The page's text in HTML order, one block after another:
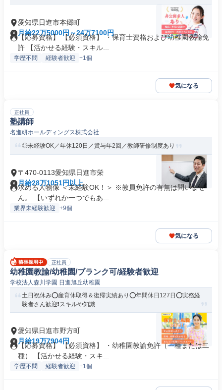
愛知県日進市本郷町
月給22万5000円～24万7100円
【応募資格】 【必須資格】 ・保育士資格および幼稚園教諭免
許 【活かせる経験・スキル...
学歴不問 経験者歓迎 +1個
気になる
正社員
塾講師
名進研ホールディングス株式会社
◎未経験OK／年休120日／賞与年2回／教師研修制度あり
〒470-0113愛知県日進市栄
月給28万1051円以上
求める人物像 ＜未経験OK！＞ ※教員免許の有無は問いませ
ん。 【いずれか一つでもあ...
業界未経験歓迎 +9個
気になる
正社員
幼稚園教諭/幼稚園/ブランク可/経験者歓迎
学校法人森川学園 日進旭丘幼稚園
土日祝休み⭕産育休取得＆復帰実績あり⭕年間休日127日⭕実務経
験者さん歓迎❗️スキルや知識...
愛知県日進市野方町
月給19万7904円
【応募資格】 【必須資格】 ・幼稚園教諭免許（一種または二
種） 【活かせる経験・スキ...
学歴不問 経験者歓迎 +1個